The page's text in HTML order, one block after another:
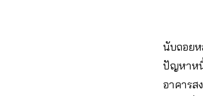
นับถอยห
ปัญหาหนี้
อาคารส